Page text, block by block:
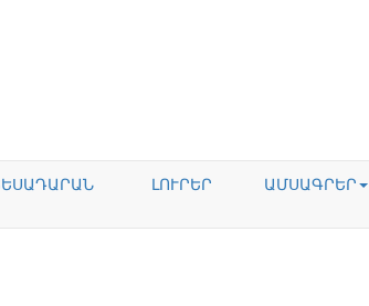
ԼՈՒՐԵՐ ԱՄՍԱԳՐԵՐ